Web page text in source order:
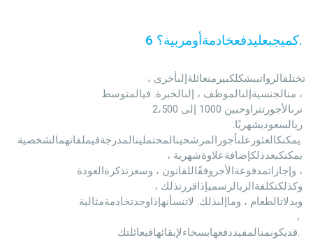
كميجبعليدفعخادمةأومربية؟ 6 .
منالجنسيةإلىالموظف ، إلىالخبرة. فيالمتوسط ،
يمكنكالعثورعلىأجورالمرشحينالمحتملينالمدرجةفيملفاتهمالشخصية.
وإجازاتمدفوعةالأجروفقًاللقانون ، وسعرتذكرةالعودة ،
وبدلاتالطعام ، وماإلىذلك. لاتنسأنهإذاوجدتخادمةمثالية
قديكونمنالمفيددفعهابسخاءلإبقائهافيعائلتك.